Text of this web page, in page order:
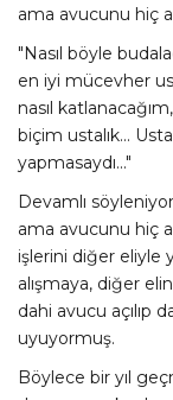
ama avucunu hiç
"Nasıl böyle
en iyi mücevher
nasıl
biçim ustalık...
yapmasaydı..."
Devamlı
ama avucunu hiç
işlerini diğer eliyle
alışmaya, diğer
dahi avucu açılıp
uyuyormuş.
Böylece bir yıl